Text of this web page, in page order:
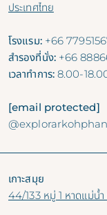
ประเทศไทย
โรงแรม: +66
สำรองที่นั่ง: +66
เวลาทำการ:8.00-
[email protected]
เกาะสมุย
44/133 หมู่ 1 หาดแม่น้ำ